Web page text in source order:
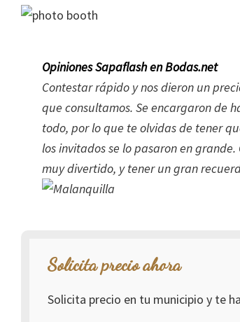
Opiniones Sapaflash en Bodas.net
Contestar rápido y nos dieron un
que consultamos. Se encargaron de
todo, por lo que te olvidas de tener
los invitados se lo pasaron en
muy divertido, y tener un gran
Solicita precio ahora
Solicita precio en tu municipio y te